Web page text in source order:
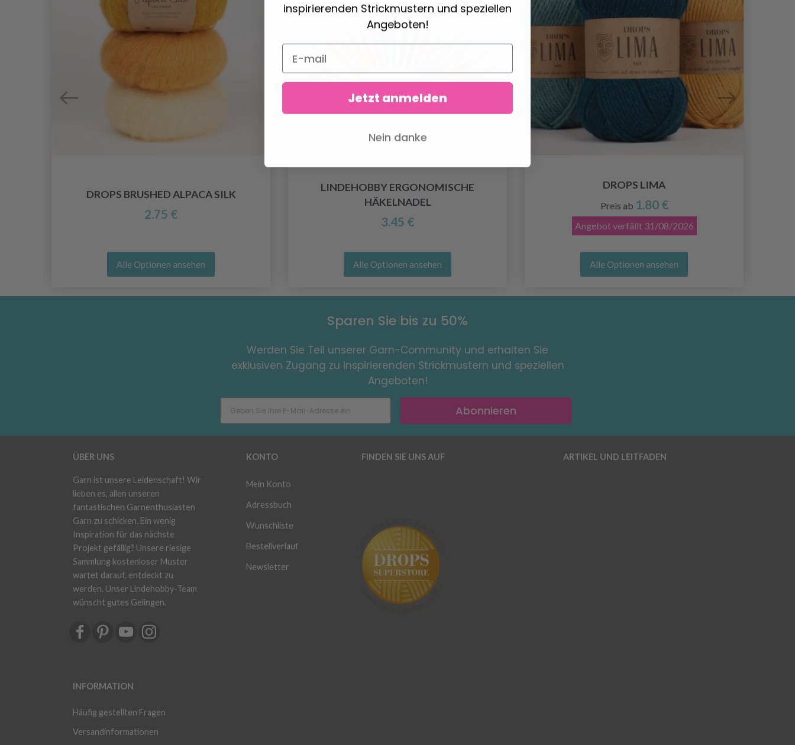
DROPS BRUSHED ALPACA SILK
2.75 €
Alle Optionen ansehen
LINDEHOBBY ERGONOMISCHE
HÄKELNADEL
3.45 €
Alle Optionen ansehen
DROPS LIMA
Preis ab 1.80 €
Angebot verfällt 31/08/2026
Alle Optionen ansehen
Sparen Sie bis zu 50%
Werden Sie Teil unserer Garn-Community und erhalten Sie
exklusiven Zugang zu inspirierenden Strickmustern und speziellen
Angeboten!
Abonnieren
ÜBER UNS
Garn ist unsere Leidenschaft! Wir
lieben es, allen unseren
fantastischen Garnenthusiasten
Garn zu schicken. Ein wenig
Inspiration für das nächste
Projekt gefällig? Unsere riesige
Sammlung kostenloser Muster
wartet darauf, entdeckt zu
werden. Unser Lindehobby-Team
wünscht gutes Gelingen.
INFORMATION
Häufig gestellten Fragen
Versandinformationen
KONTO
Mein Konto
Adressbuch
Wunschliste
Bestellverlauf
Newsletter
FINDEN SIE UNS AUF ARTIKEL UND LEITFADEN
inspirierenden Strickmustern und speziellen
Angeboten!
Jetzt anmelden
Nein danke